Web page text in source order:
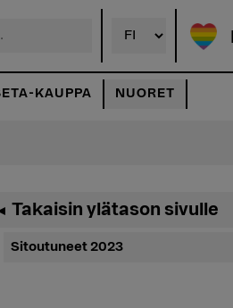
KAUPPA NUORET
Takaisin ylätason sivulle
Sitoutuneet 2023